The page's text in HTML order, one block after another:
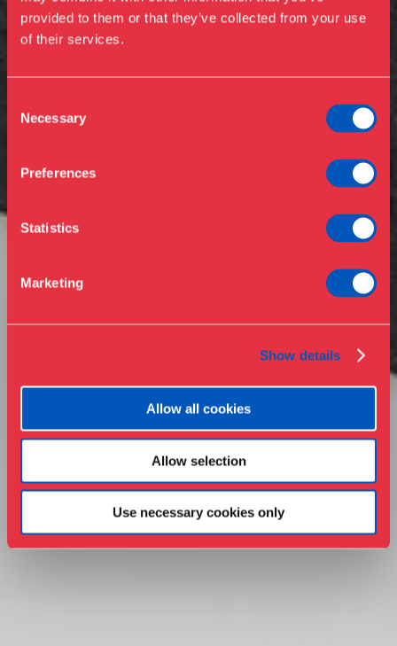
provided to them or that they’ve collected from your use
of their services.
Selection
Necessary
Preferences
Statistics
Marketing
Show details
Allow all cookies
Allow selection
Use necessary cookies only
Udstillinger
Årskort
Åbningstider & priser Køb billet